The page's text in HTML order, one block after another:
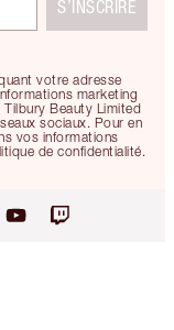
votre adresse
marketing
Beauty Limited
sociaux. Pour en
vos informations
de confidentialité.
S’INSCRIRE